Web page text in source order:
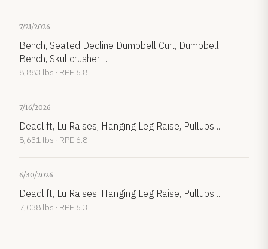
7/21/2026
Bench, Seated Decline Dumbbell Curl, Dumbbell
Bench, Skullcrusher ...
8,883 lbs · RPE 6.8
7/16/2026
Deadlift, Lu Raises, Hanging Leg Raise, Pullups ...
8,631 lbs · RPE 6.8
6/30/2026
Deadlift, Lu Raises, Hanging Leg Raise, Pullups ...
7,038 lbs · RPE 6.3